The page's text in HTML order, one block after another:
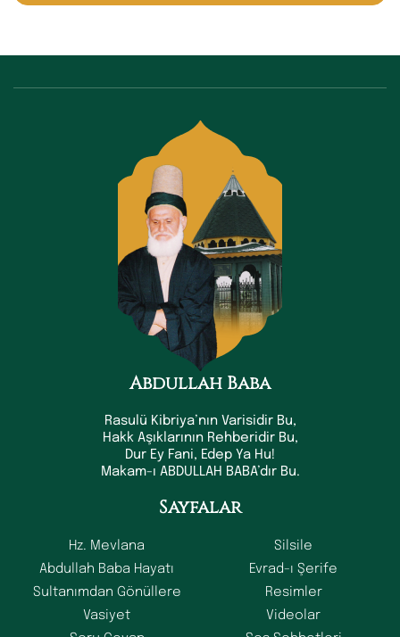
Abdullah Baba
Rasulü Kibriya’nın Varisidir Bu,
Hakk Aşıklarının Rehberidir Bu,
Dur Ey Fani, Edep Ya Hu!
Makam-ı ABDULLAH BABA’dır Bu.
Sayfalar
Hz. Mevlana
Abdullah Baba Hayatı
Sultanımdan Gönüllere
Vasiyet
Silsile
Evrad-ı Şerife
Resimler
Videolar